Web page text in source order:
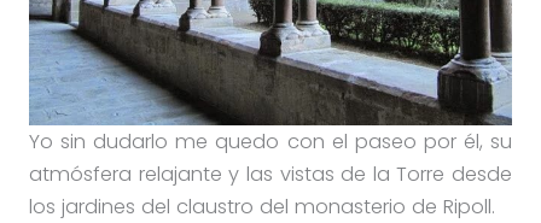
Yo sin dudarlo me quedo con el paseo por él, su
atmósfera relajante y las vistas de la Torre desde
los jardines del claustro del monasterio de Ripoll.